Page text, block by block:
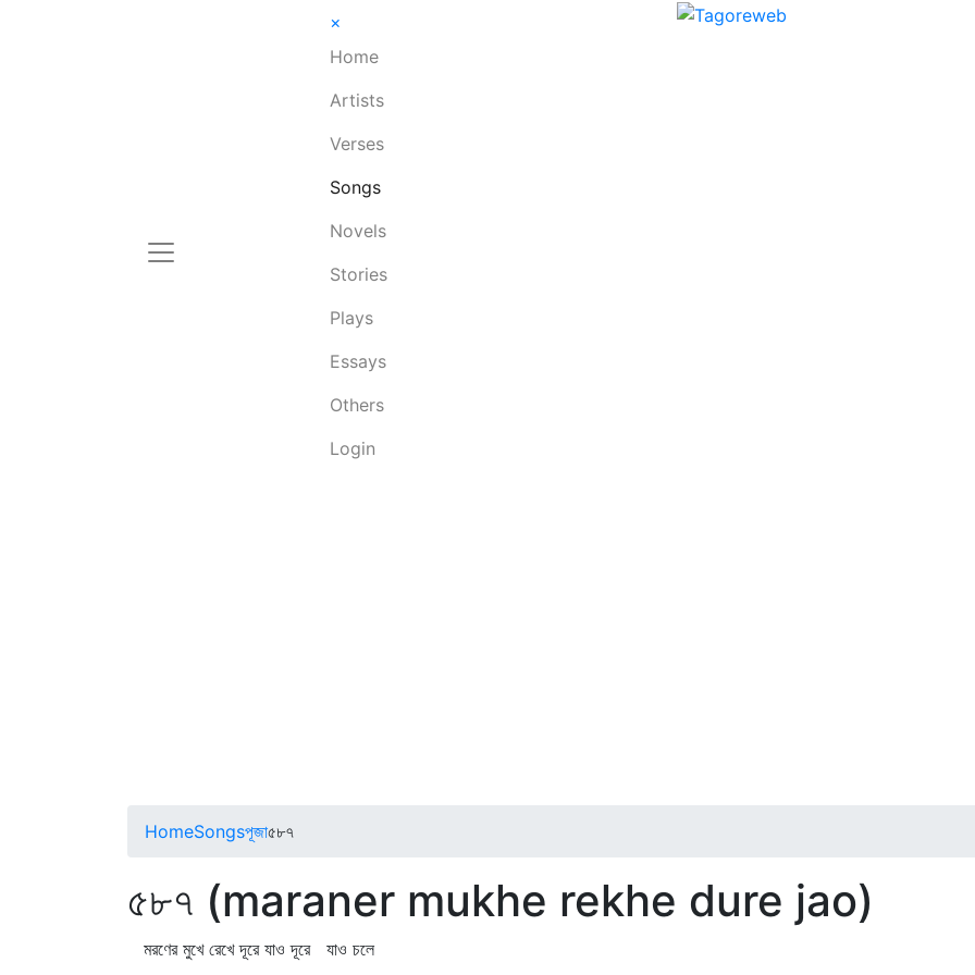
×
Home
Artists
Verses
Songs
Novels
Stories
Plays
Essays
Others
Login
HomeSongsপূজা৫৮৭
৫৮৭ (maraner mukhe rekhe dure jao)
মরণের মুখে রেখে দূরে যাও দূরে যাও চলে